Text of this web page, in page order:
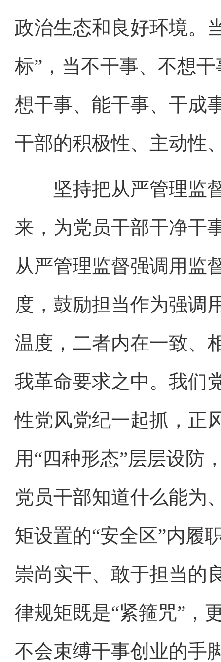
政治生态和良好环境。
标”，当不干事、不想
想干事、能干事、干成
干部的积极性、主动性
坚持把从严管理监督
来，为党员干部干净干
从严管理监督强调用监
度，鼓励担当作为强调
温度，二者内在一致、
我革命要求之中。我们
性党风党纪一起抓，正
用“四种形态”层层设防
党员干部知道什么能为
矩设置的“安全区”内履
崇尚实干、敢于担当的
律规矩既是“紧箍咒”，
不会束缚干事创业的手